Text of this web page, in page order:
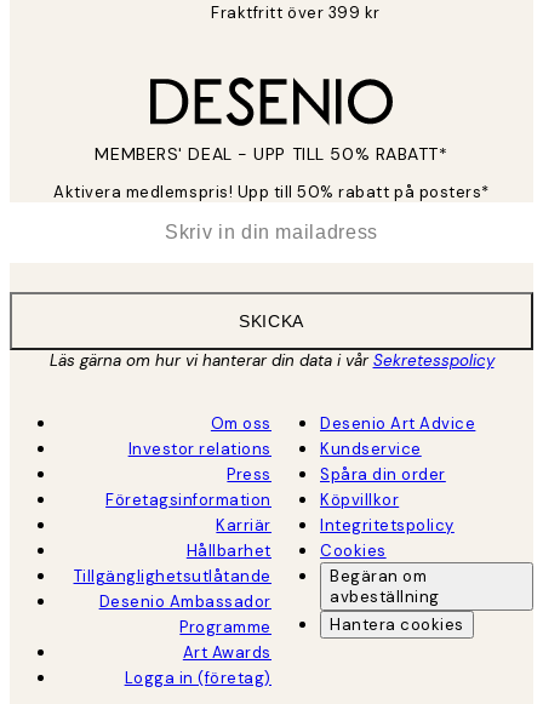
Fraktfritt över 399 kr
MEMBERS' DEAL - UPP TILL 50% RABATT*
Aktivera medlemspris! Upp till 50% rabatt på posters*
SKICKA
Läs gärna om hur vi hanterar din data i vårSekretesspolicy
Om oss
Investor relations
Press
Företagsinformation
Karriär
Hållbarhet
Tillgänglighetsutlåtande
Desenio Ambassador
Programme
Art Awards
Logga in (företag)
Desenio Art Advice
Kundservice
Spåra din order
Köpvillkor
Integritetspolicy
Cookies
Begäran om
avbeställning
Hantera cookies